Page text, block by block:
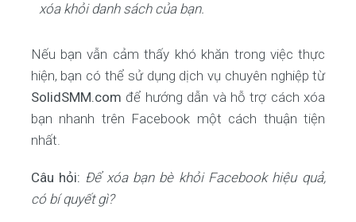
xóa khỏi danh sách của bạn.
Nếu bạn vẫn cảm thấy khó khăn trong việc thực
hiện, bạn có thể sử dụng dịch vụ chuyên nghiệp từ
SolidSMM.com để hướng dẫn và hỗ trợ cách xóa
bạn nhanh trên Facebook một cách thuận tiện
nhất.
Câu hỏi: Để xóa bạn bè khỏi Facebook hiệu quả,
có bí quyết gì?